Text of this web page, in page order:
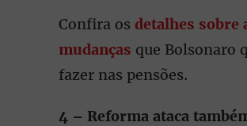
Confira os detalhes sobre
mudanças que Bolsonaro
fazer nas pensões.
4 – Reforma ataca